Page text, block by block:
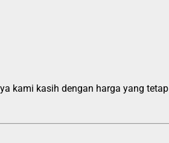
kami kasih dengan harga yang tetap